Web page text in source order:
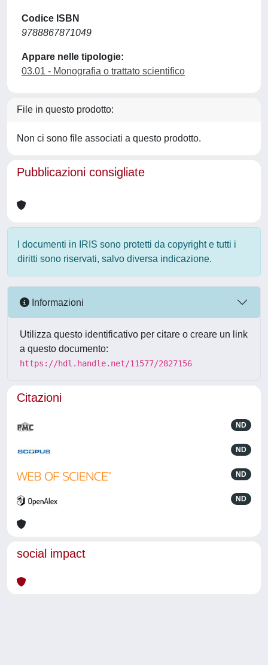
Codice ISBN
9788867871049
Appare nelle tipologie:
03.01 - Monografia o trattato scientifico
File in questo prodotto:
Non ci sono file associati a questo prodotto.
Pubblicazioni consigliate
I documenti in IRIS sono protetti da copyright e tutti i
diritti sono riservati, salvo diversa indicazione.
Informazioni
Utilizza questo identificativo per citare o creare un link
a questo documento:
https://hdl.handle.net/11577/2827156
Citazioni
ND
ND
ND
ND
social impact